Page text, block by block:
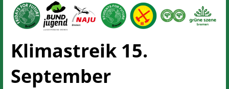
Klimastreik 15.
September